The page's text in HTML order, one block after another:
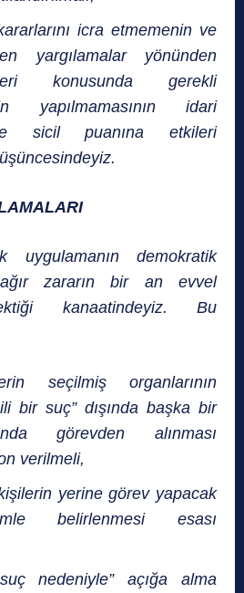
icra etmemenin ve
yargılamalar yönünden
konusunda gerekli
yapılmamasının idari
ve sicil puanına etkileri
uygulamanın demokratik
zararın bir an evvel
kanaatindeyiz. Bu
seçilmiş organlarının
bir suç” dışında başka bir
görevden alınması
verilmeli,
yerine görev yapacak
belirlenmesi esası
nedeniyle” açığa alma